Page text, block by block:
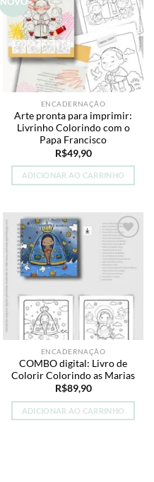
wishlist
ENCADERNAÇÃO
Arte pronta para imprimir:
Livrinho Colorindo com o
Papa Francisco
R$49,90
ADICIONAR AO CARRINHO
Add to
wishlist
ENCADERNAÇÃO
COMBO digital: Livro de
Colorir Colorindo as Marias
R$89,90
ADICIONAR AO CARRINHO